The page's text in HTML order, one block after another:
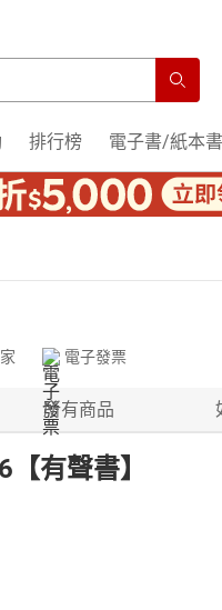
排行榜 電子書/紙本書
電子發票
所有商品
有聲書】